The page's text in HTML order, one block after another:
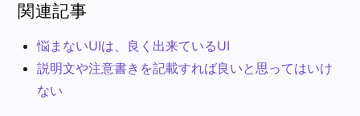
関連記事
悩まないUIは、良く出来ているUI
説明文や注意書きを記載すれば良いと思ってはいけ
ない